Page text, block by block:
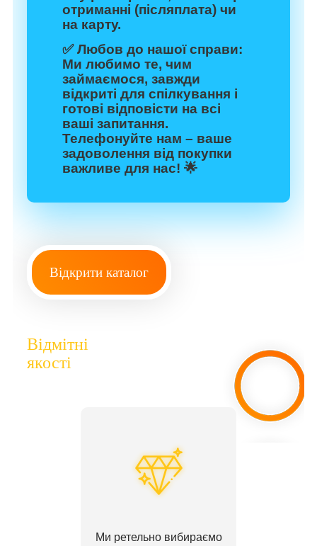
отриманні (післяплата) чи
на карту.
✅Любов до нашої справи:
Ми любимо те, чим
займаємося, завжди
відкриті для спілкування і
готові відповісти на всі
ваші запитання.
Телефонуйте нам – ваше
задоволення від покупки
важливе для нас! 🌟
Відкрити каталог
Відмітні
якості
Ми ретельно вибираємо